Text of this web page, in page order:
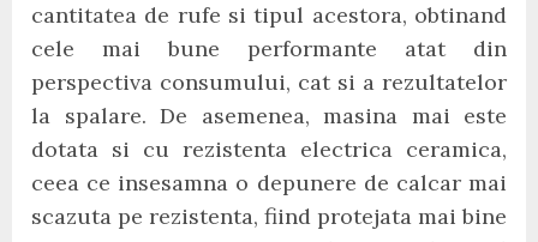
cantitatea de rufe si tipul acestora, obtinand
cele mai bune performante atat din
perspectiva consumului, cat si a rezultatelor
la spalare. De asemenea, masina mai este
dotata si cu rezistenta electrica ceramica,
ceea ce insesamna o depunere de calcar mai
scazuta pe rezistenta, fiind protejata mai bine